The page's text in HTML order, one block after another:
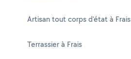
Artisan tout corps d'état à Frais
Terrassier à Frais